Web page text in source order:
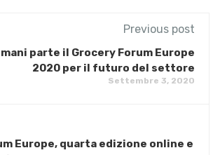
Previous post
parte il Grocery Forum Europe
2020 per il futuro del settore
Settembre 3, 2020
Europe, quarta edizione online e